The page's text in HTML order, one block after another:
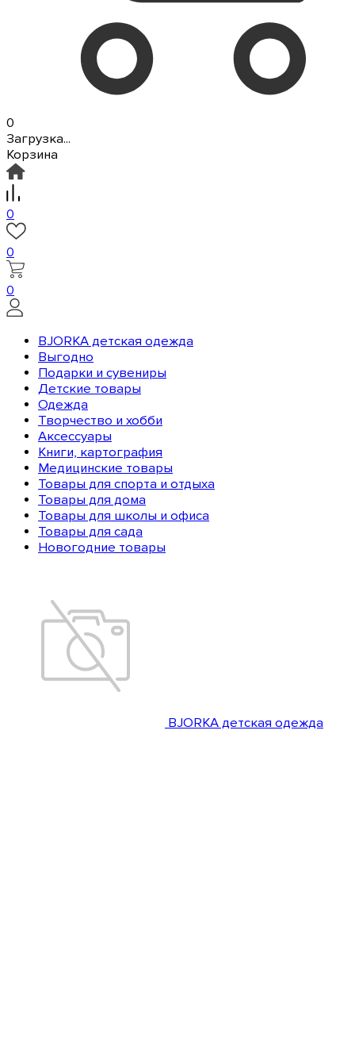
0
Загрузка...
Корзина
0
0
0
BJORKA детская одежда
Выгодно
Подарки и сувениры
Детские товары
Одежда
Творчество и хобби
Аксессуары
Книги, картография
Медицинские товары
Товары для спорта и отдыха
Товары для дома
Товары для школы и офиса
Товары для сада
Новогодние товары
BJORKA детская одежда